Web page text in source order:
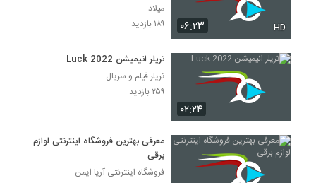
۰۶:۲۳ HD
میلاد
۱۸۹ بازدید
۰۲:۲۴
تریلر انیمیشن Luck 2022
تریلر فیلم و سریال
۲۵۹ بازدید
معرفی بهترین فروشگاه اینترنتی لوازم
برقی
فروشگاه اینترنتی آریا ایمن